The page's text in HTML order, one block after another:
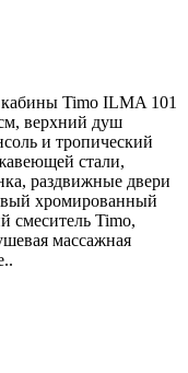
Timo ILMA 101
верхний душ
и тропический
стали,
раздвижные двери
хромированный
смеситель Timo,
массажная